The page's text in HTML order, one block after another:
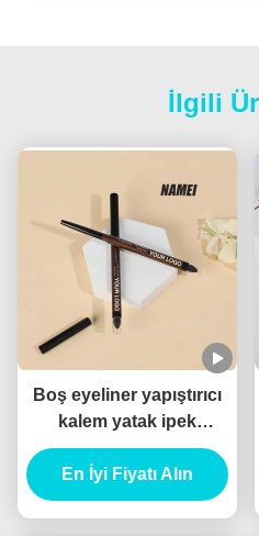
İlgili
Boş eyeliner yapıştırıcı
kalem yatak ipek
solucan kalem su
geçirmez dayanıklı özel
jel eyeliner kalem
En İyi Fiyatı Alın